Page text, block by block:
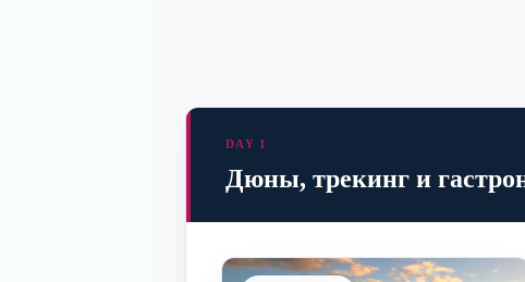
DAY 1
Дюны, трекинг и